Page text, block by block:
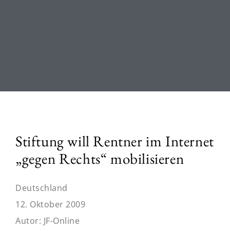
Stiftung will Rentner im Internet
„gegen Rechts“ mobilisieren
Deutschland
12. Oktober 2009
Autor: JF-Online